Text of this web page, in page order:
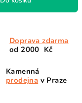
Doprava zdarma
od 2000 Kč
Kamenná
prodejna v Praze